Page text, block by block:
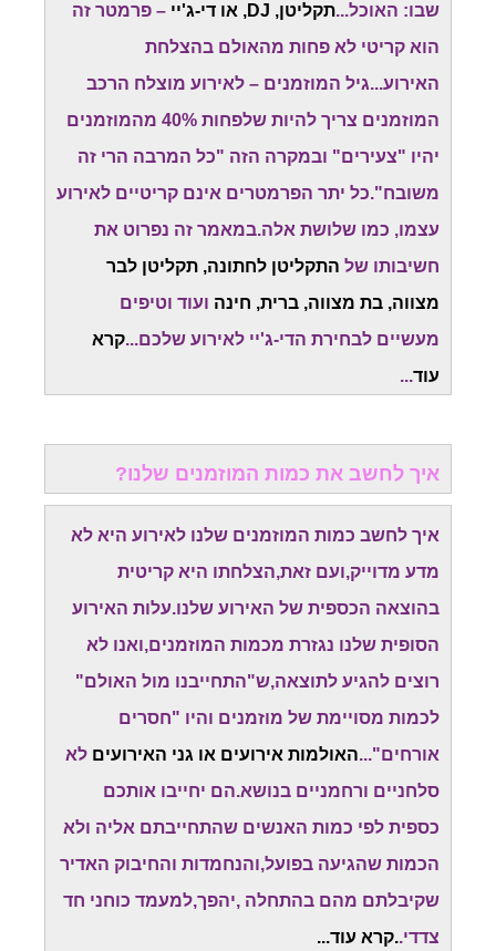
שבו: האוכל...תקליטן, DJ, או די-ג'יי
– פרמטר זה
הוא קריטי לא פחות מהאולם בהצלחת
האירוע...גיל המוזמנים – לאירוע מוצלח הרכב
המוזמנים צריך להיות שלפחות 40% מהמוזמנים
יהיו "צעירים" ובמקרה הזה "כל המרבה הרי זה
משובח".כל יתר הפרמטרים אינם קריטיים לאירוע
עצמו, כמו שלושת אלה.במאמר זה נפרוט את
חשיבותו של התקליטן לחתונה, תקליטן לבר
מצווה, בת מצווה, ברית, חינה ועוד וטיפים
מעשיים לבחירת הדי-ג'יי לאירוע שלכם...קרא
עוד...
איך לחשב את כמות המוזמנים שלנו?
איך לחשב כמות המוזמנים שלנו לאירוע היא לא
מדע מדוייק,ועם זאת,הצלחתו היא קריטית
בהוצאה הכספית של האירוע שלנו.עלות האירוע
הסופית שלנו נגזרת מכמות המוזמנים,ואנו לא
רוצים להגיע לתוצאה,ש"התחייבנו מול האולם"
לכמות מסויימת של מוזמנים והיו "חסרים
אורחים"...האולמות אירועים או גני האירועים לא
סלחניים ורחמניים בנושא.הם יחייבו אותכם
כספית לפי כמות האנשים שהתחייבתם אליה ולא
הכמות שהגיעה בפועל,והנחמדות והחיבוק האדיר
שקיבלתם מהם בהתחלה ,יהפך,למעמד כוחני חד
צדדי..קרא עוד...